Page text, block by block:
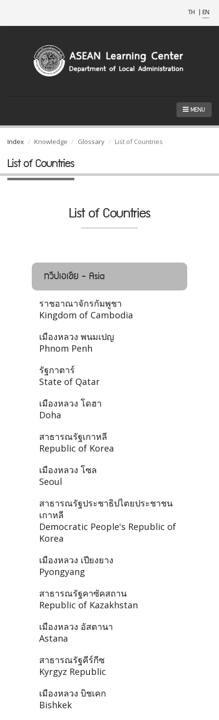
TH | EN
MENU
Index Knowledge Glossary List of Countries
List of Countries
List of Countries
ทวีปเอเชีย - Asia
ราชอาณาจักรกัมพูชา
Kingdom of Cambodia
เมืองหลวง พนมเปญ
Phnom Penh
รัฐกาตาร์
State of Qatar
เมืองหลวง โดฮา
Doha
สาธารณรัฐเกาหลี
Republic of Korea
เมืองหลวง โซล
Seoul
สาธารณรัฐประชาธิปไตยประชาชน
เกาหลี
Democratic People's Republic of
Korea
เมืองหลวง เปียงยาง
Pyongyang
สาธารณรัฐคาซัคสถาน
Republic of Kazakhstan
เมืองหลวง อัสตานา
Astana
สาธารณรัฐคีร์กีซ
Kyrgyz Republic
เมืองหลวง บิชเคก
Bishkek